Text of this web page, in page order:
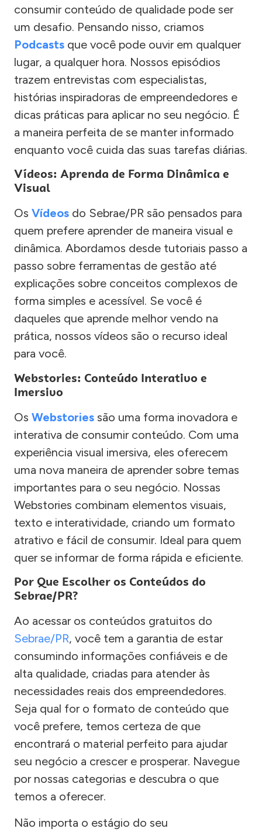
consumir conteúdo de qualidade pode ser
um desafio. Pensando nisso, criamos
Podcasts que você pode ouvir em qualquer
lugar, a qualquer hora. Nossos episódios
trazem entrevistas com especialistas,
histórias inspiradoras de empreendedores e
dicas práticas para aplicar no seu negócio. É
a maneira perfeita de se manter informado
enquanto você cuida das suas tarefas diárias.
Vídeos: Aprenda de Forma Dinâmica e
Visual
Os Vídeos do Sebrae/PR são pensados para
quem prefere aprender de maneira visual e
dinâmica. Abordamos desde tutoriais passo a
passo sobre ferramentas de gestão até
explicações sobre conceitos complexos de
forma simples e acessível. Se você é
daqueles que aprende melhor vendo na
prática, nossos vídeos são o recurso ideal
para você.
Webstories: Conteúdo Interativo e
Imersivo
Os Webstories são uma forma inovadora e
interativa de consumir conteúdo. Com uma
experiência visual imersiva, eles oferecem
uma nova maneira de aprender sobre temas
importantes para o seu negócio. Nossas
Webstories combinam elementos visuais,
texto e interatividade, criando um formato
atrativo e fácil de consumir. Ideal para quem
quer se informar de forma rápida e eficiente.
Por Que Escolher os Conteúdos do
Sebrae/PR?
Ao acessar os conteúdos gratuitos do
Sebrae/PR, você tem a garantia de estar
consumindo informações confiáveis e de
alta qualidade, criadas para atender às
necessidades reais dos empreendedores.
Seja qual for o formato de conteúdo que
você prefere, temos certeza de que
encontrará o material perfeito para ajudar
seu negócio a crescer e prosperar. Navegue
por nossas categorias e descubra o que
temos a oferecer.
Não importa o estágio do seu